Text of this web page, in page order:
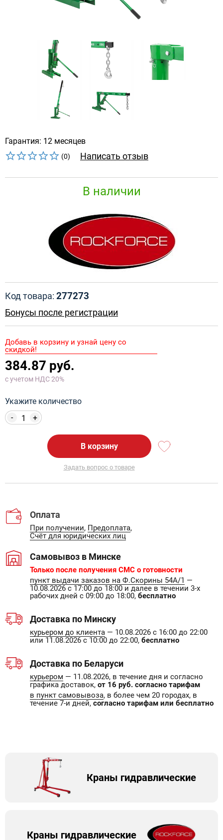
Гарантия: 12 месяцев
(0) Написать отзыв
В наличии
Код товара: 277273
Бонусы после регистрации
Добавь в корзину и узнай цену со
скидкой!
384.87 руб.
с учетом НДС 20%
Укажите количество
+
-
В корзину
Задать вопрос о товаре
Оплата
При получении, Предоплата,
Счёт для юридических лиц
Самовывоз в Минске
Только после получения СМС о готовности
пункт выдачи заказов на Ф.Скорины 54А/1 —
10.08.2026 с 17:00 до 18:00 и далее в течении 3-х
рабочих дней с 09:00 до 18:00, бесплатно
Доставка по Минску
курьером до клиента — 10.08.2026 с 16:00 до 22:00
или 11.08.2026 с 10:00 до 22:00, бесплатно
Доставка по Беларуси
курьером — 11.08.2026, в течение дня и согласно
графика доставок, от 16 руб. согласно тарифам
в пункт самовывоза, в более чем 20 городах, в
течение 7-и дней, согласно тарифам или бесплатно
Краны гидравлические
Краны гидравлические